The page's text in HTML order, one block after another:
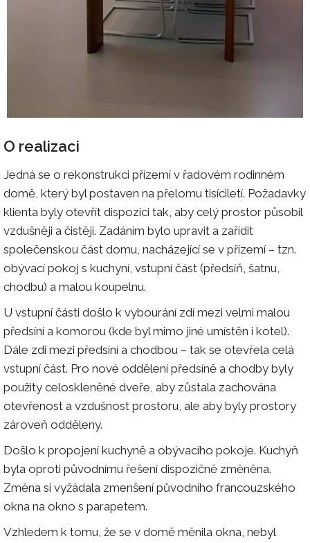
O realizaci
Jedná se o rekonstrukci přízemí v řadovém rodinném
domě, který byl postaven na přelomu tisíciletí. Požadavky
klienta byly otevřít dispozici tak, aby celý prostor působil
vzdušněji a čistěji. Zadáním bylo upravit a zařídit
společenskou část domu, nacházející se v přízemí – tzn.
obývací pokoj s kuchyní, vstupní část (předsíň, šatnu,
chodbu) a malou koupelnu.
U vstupní části došlo k vybourání zdí mezi velmi malou
předsíní a komorou (kde byl mimo jiné umístěn i kotel).
Dále zdi mezi předsíní a chodbou – tak se otevřela celá
vstupní část. Pro nové oddělení předsíně a chodby byly
použity celoskleněné dveře, aby zůstala zachována
otevřenost a vzdušnost prostoru, ale aby byly prostory
zároveň odděleny.
Došlo k propojení kuchyně a obývacího pokoje. Kuchyň
byla oproti původnímu řešení dispozičně změněna.
Změna si vyžádala zmenšení původního francouzského
okna na okno s parapetem.
Vzhledem k tomu, že se v domě měnila okna, nebyl